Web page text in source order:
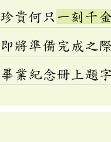
貴何只 一刻千
將準備完成之
業紀念冊上題